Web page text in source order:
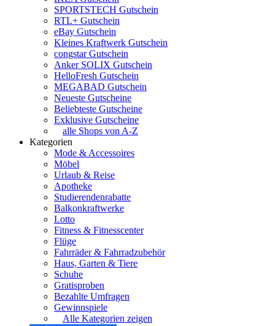
SPORTSTECH Gutschein
RTL+ Gutschein
eBay Gutschein
Kleines Kraftwerk Gutschein
congstar Gutschein
Anker SOLIX Gutschein
HelloFresh Gutschein
MEGABAD Gutschein
Neueste Gutscheine
Beliebteste Gutscheine
Exklusive Gutscheine
alle Shops von A-Z
Kategorien
Mode & Accessoires
Möbel
Urlaub & Reise
Apotheke
Studierendenrabatte
Balkonkraftwerke
Lotto
Fitness & Fitnesscenter
Flüge
Fahrräder & Fahrradzubehör
Haus, Garten & Tiere
Schuhe
Gratisproben
Bezahlte Umfragen
Gewinnspiele
Alle Kategorien zeigen